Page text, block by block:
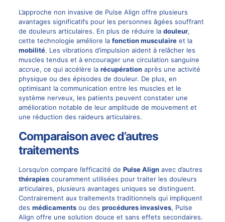
L’approche non invasive de Pulse Align offre plusieurs
avantages significatifs pour les personnes âgées souffrant
de douleurs articulaires. En plus de réduire la douleur,
cette technologie améliore la fonction musculaireet la
mobilité. Les vibrations d’impulsion aident à relâcher les
muscles tendus et à encourager une circulation sanguine
accrue, ce qui accélère la récupérationaprès une activité
physique ou des épisodes de douleur. De plus, en
optimisant la communication entre les muscles et le
système nerveux, les patients peuvent constater une
amélioration notable de leur amplitude de mouvement et
une réduction des raideurs articulaires.
Comparaison avec d’autres
traitements
Lorsqu’on compare l’efficacité de Pulse Alignavec d’autres
thérapiescouramment utilisées pour traiter les douleurs
articulaires, plusieurs avantages uniques se distinguent.
Contrairement aux traitements traditionnels qui impliquent
des médicamentsou des procédures invasives, Pulse
Align offre une solution douce et sans effets secondaires.